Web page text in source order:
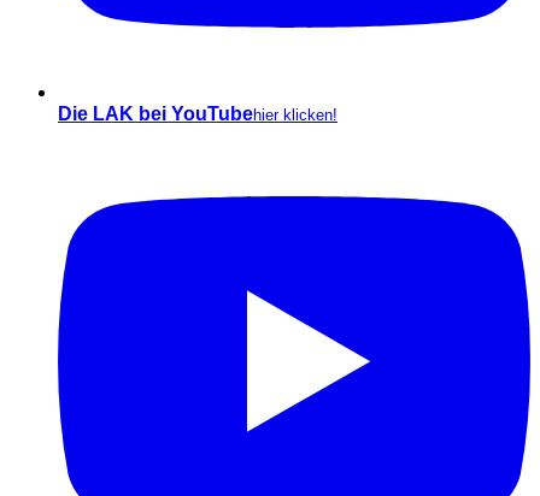
Die LAK bei YouTubehier klicken!